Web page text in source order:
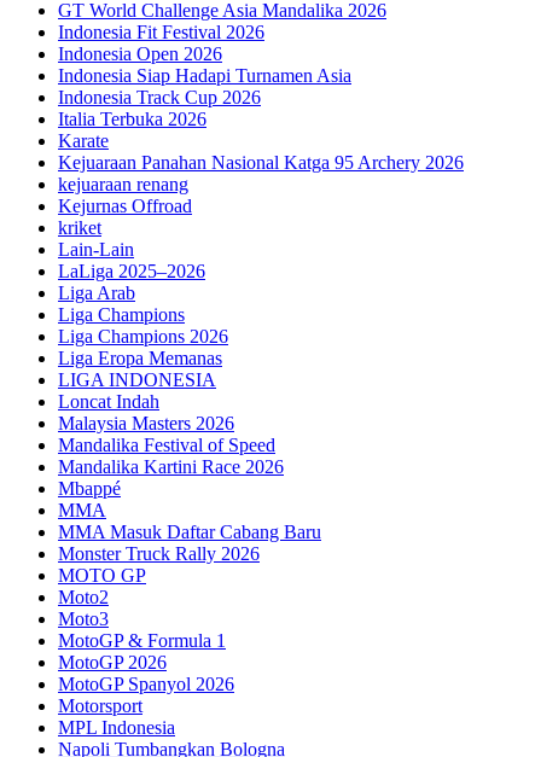
GT World Challenge Asia Mandalika 2026
Indonesia Fit Festival 2026
Indonesia Open 2026
Indonesia Siap Hadapi Turnamen Asia
Indonesia Track Cup 2026
Italia Terbuka 2026
Karate
Kejuaraan Panahan Nasional Katga 95 Archery 2026
kejuaraan renang
Kejurnas Offroad
kriket
Lain-Lain
LaLiga 2025–2026
Liga Arab
Liga Champions
Liga Champions 2026
Liga Eropa Memanas
LIGA INDONESIA
Loncat Indah
Malaysia Masters 2026
Mandalika Festival of Speed
Mandalika Kartini Race 2026
Mbappé
MMA
MMA Masuk Daftar Cabang Baru
Monster Truck Rally 2026
MOTO GP
Moto2
Moto3
MotoGP & Formula 1
MotoGP 2026
MotoGP Spanyol 2026
Motorsport
MPL Indonesia
Napoli Tumbangkan Bologna